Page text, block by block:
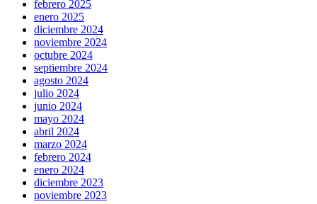
febrero 2025
enero 2025
diciembre 2024
noviembre 2024
octubre 2024
septiembre 2024
agosto 2024
julio 2024
junio 2024
mayo 2024
abril 2024
marzo 2024
febrero 2024
enero 2024
diciembre 2023
noviembre 2023